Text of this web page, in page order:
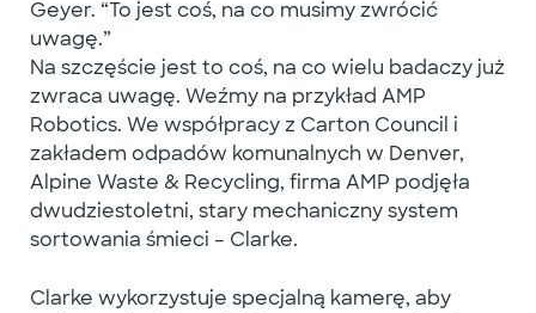
Geyer. “To jest coś, na co musimy zwrócić
uwagę.”
Na szczęście jest to coś, na co wielu badaczy już
zwraca uwagę. Weźmy na przykład AMP
Robotics. We współpracy z Carton Council i
zakładem odpadów komunalnych w Denver,
Alpine Waste & Recycling, firma AMP podjęła
dwudziestoletni, stary mechaniczny system
sortowania śmieci – Clarke.
Clarke wykorzystuje specjalną kamerę, aby